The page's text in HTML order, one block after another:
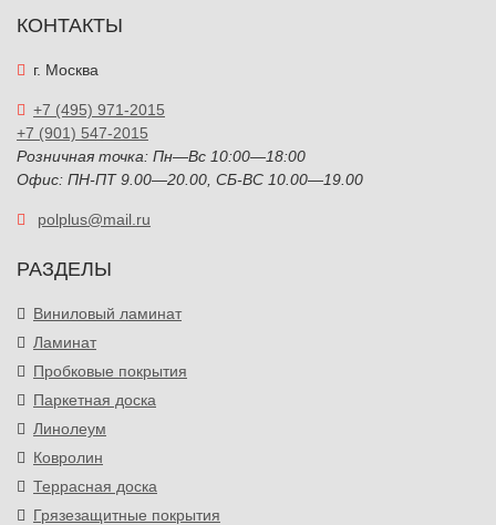
КОНТАКТЫ
г. Москва
+7 (495) 971-2015
+7 (901) 547-2015
Розничная точка: Пн—Вс 10:00—18:00
Офис: ПН-ПТ 9.00—20.00, СБ-ВС 10.00—19.00
polplus@mail.ru
РАЗДЕЛЫ
Виниловый ламинат
Ламинат
Пробковые покрытия
Паркетная доска
Линолеум
Ковролин
Террасная доска
Грязезащитные покрытия